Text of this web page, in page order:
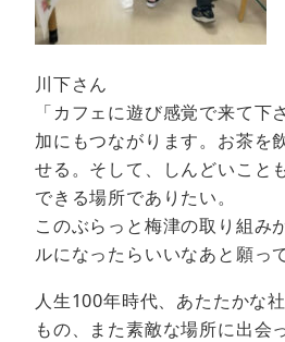
川下さん
「カフェに遊び感覚で来て下
加にもつながります。お茶を
せる。そして、しんどいこと
できる場所でありたい。
このぶらっと梅津の取り組み
ルになったらいいなあと願っ
人生100年時代、あたたかな
もの、また素敵な場所に出会